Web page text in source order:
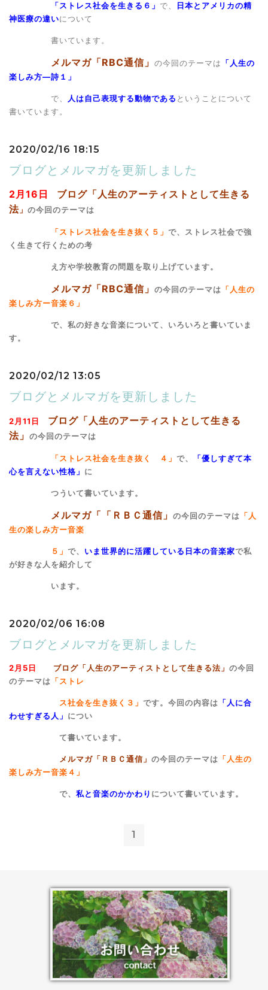
「ストレス社会を生きる６」 で、
日本とアメリカの精
神医療の違いについて
書いています。
メルマガ「RBC通信」 の今回のテーマは 「人生の
楽しみ方―詩１」
で、 人は自己表現する動物である ということについて
書いています。
2020/02/16 18:15
ブログとメルマガを更新しました
2月16日
ブログ「人生のアーティストとして生きる
法 」 の今回のテーマは
「ストレス社会を生き抜く５」 で、ストレス社会で強
く生きて行くための考
え方や学校教育の問題を取り上げています。
メルマガ「RBC通信」 の今回のテーマは 「人生の
楽しみ方ー音楽６」
で、私の好きな音楽について、いろいろと書いていま
す。
2020/02/12 13:05
ブログとメルマガを更新しました
2月11日
ブログ「人生のアーティストとして生きる
法」 の今回のテーマは
「ストレス社会を生き抜く ４」 で、
「優しすぎて本
心を言えない性格」 に
つういて書いています。
メルマガ「「ＲＢＣ通信」 の今回のテーマは 「人
生の楽しみ方ー音楽
５」 で、 いま世界的に活躍している日本の音楽家で私
が好きな人を紹介して
います。
2020/02/06 16:08
ブログとメルマガを更新しました
2月5日 ブログ「人生のアーティストとして生きる法」 の今回
のテーマは 「ストレ
ス社会を生き抜く３」 です。今回の内容は 「人に合
わせすぎる人」 につい
て書いています。
メルマガ「ＲＢＣ通信」 の今回のテーマは 「人生の
楽しみ方ー音楽４」
で、 私と音楽のかかわり について書いています。
1